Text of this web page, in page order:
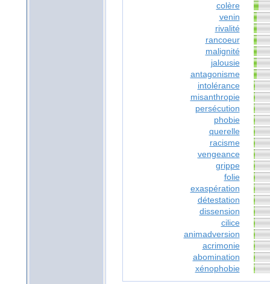
colère
venin
rivalité
rancoeur
malignité
jalousie
antagonisme
intolérance
misanthropie
persécution
phobie
querelle
racisme
vengeance
grippe
folie
exaspération
détestation
dissension
cilice
animadversion
acrimonie
abomination
xénophobie